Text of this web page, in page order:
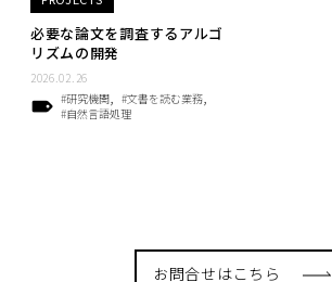
必要な論文を調査するアルゴ
リズムの開発
2026.02.26
#研究機関
#文書を読む業務
#自然言語処理
お問合せはこちら